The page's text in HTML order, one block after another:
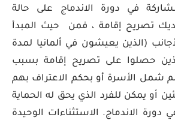
في دورة الاندماج على حالة
تصريح إقامة ، فمن حيث المبدأ
(الذين يعيشون في ألمانيا لمدة
حصلوا على تصريح إقامة بسبب
شمل الأسرة أو بحكم الاعتراف بهم
أو يمكن للفرد الذي يحق له الحماية
دورة الاندماج. الاستثناءات الوحيدة